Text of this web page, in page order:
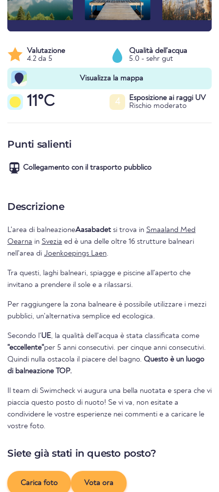
Valutazione
4.2 da 5
Qualità dell'acqua
5.0 - sehr gut
Visualizza la mappa
11°C 4
Esposizione ai raggi UV
Rischio moderato
Punti salienti
Collegamento con il trasporto pubblico
Descrizione
L'area di balneazioneAasabadet si trova in Smaaland Med
Oearna in Svezia ed è una delle oltre 16 strutture balneari
nell'area di Joenkoepings Laen.
Tra questi, laghi balneari, spiagge e piscine all'aperto che
invitano a prendere il sole e a rilassarsi.
Per raggiungere la zona balneare è possibile utilizzare i mezzi
pubblici, un'alternativa semplice ed ecologica.
Secondo l'UE, la qualità dell'acqua è stata classificata come
"eccellente"per 5 anni consecutivi. per cinque anni consecutivi.
Quindi nulla ostacola il piacere del bagno. Questo è un luogo
di balneazione TOP.
Il team di Swimcheck vi augura una bella nuotata e spera che vi
piaccia questo posto di nuoto! Se vi va, non esitate a
condividere le vostre esperienze nei commenti e a caricare le
vostre foto.
Siete già stati in questo posto?
Carica foto Vota ora